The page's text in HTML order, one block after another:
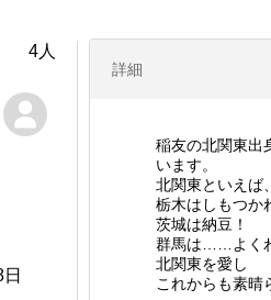
詳細
稲友の北関東出
います。
北関東といえば
栃木はしもつか
茨城は納豆！
群馬は……よく
北関東を愛し
これからも素
4人